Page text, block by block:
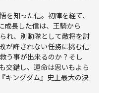
を知った信。初陣を経て、
成長した信は、王騎から
れ、別動隊として敵将を討
が許されない任務に挑む信
う事が出来るのか？そし
交錯し、運命は思いもよら
キングダム』史上最大の決